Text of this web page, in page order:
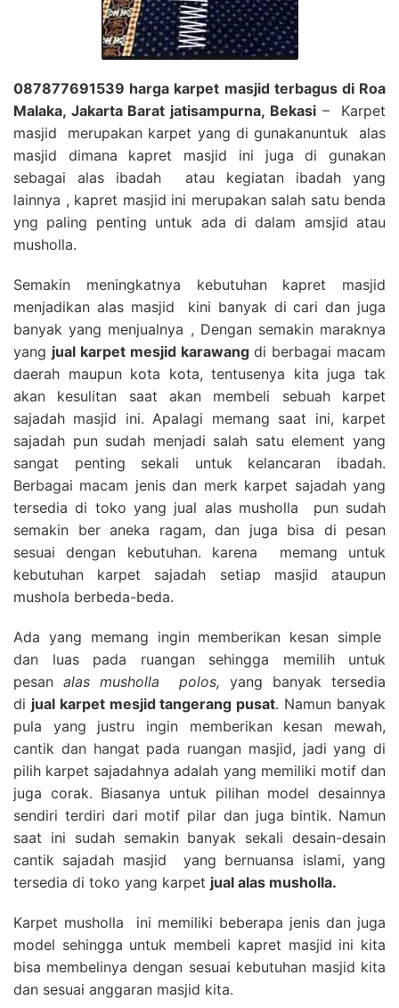
087877691539 harga karpet masjid terbagus di Roa
Malaka, Jakarta Barat jatisampurna, Bekasi– Karpet
masjid merupakan karpet yang di gunakanuntuk alas
masjid dimana kapret masjid ini juga di gunakan
sebagai alas ibadah atau kegiatan ibadah yang
lainnya , kapret masjid ini merupakan salah satu benda
yng paling penting untuk ada di dalam amsjid atau
musholla.
Semakin meningkatnya kebutuhan kapret masjid
menjadikan alas masjid kini banyak di cari dan juga
banyak yang menjualnya , Dengan semakin maraknya
yang jual karpet mesjid karawang di berbagai macam
daerah maupun kota kota, tentusenya kita juga tak
akan kesulitan saat akan membeli sebuah karpet
sajadah masjid ini. Apalagi memang saat ini, karpet
sajadah pun sudah menjadi salah satu element yang
sangat penting sekali untuk kelancaran ibadah.
Berbagai macam jenis dan merk karpet sajadah yang
tersedia di toko yang jual alas musholla pun sudah
semakin ber aneka ragam, dan juga bisa di pesan
sesuai dengan kebutuhan. karena memang untuk
kebutuhan karpet sajadah setiap masjid ataupun
mushola berbeda-beda.
Ada yang memang ingin memberikan kesan simple
dan luas pada ruangan sehingga memilih untuk
pesan alas musholla polos, yang banyak tersedia
di jual karpet mesjid tangerang pusat. Namun banyak
pula yang justru ingin memberikan kesan mewah,
cantik dan hangat pada ruangan masjid, jadi yang di
pilih karpet sajadahnya adalah yang memiliki motif dan
juga corak. Biasanya untuk pilihan model desainnya
sendiri terdiri dari motif pilar dan juga bintik. Namun
saat ini sudah semakin banyak sekali desain-desain
cantik sajadah masjid yang bernuansa islami, yang
tersedia di toko yang karpet jual alas musholla.
Karpet musholla ini memiliki beberapa jenis dan juga
model sehingga untuk membeli kapret masjid ini kita
bisa membelinya dengan sesuai kebutuhan masjid kita
dan sesuai anggaran masjid kita.